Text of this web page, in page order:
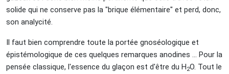
solide qui ne conserve pas la "brique élémentaire" et perd, donc,
son analycité.
Il faut bien comprendre toute la portée gnoséologique et
épistémologique de ces quelques remarques anodines … Pour la
pensée classique, l'essence du glaçon est d'être du H2O. Tout le